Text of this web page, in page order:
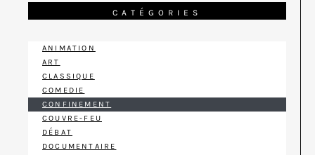
CATÉGORIES
ANIMATION
ART
CLASSIQUE
COMEDIE
CONFINEMENT
COUVRE-FEU
DÉBAT
DOCUMENTAIRE